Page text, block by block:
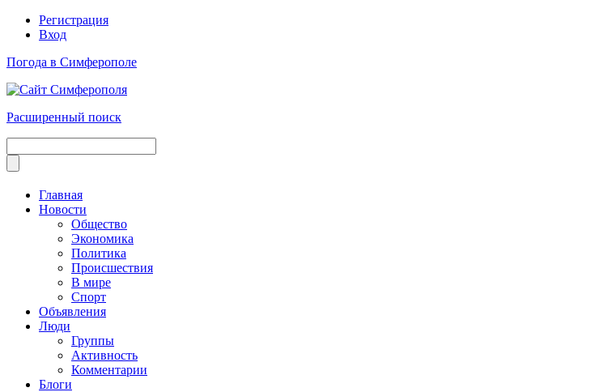
Регистрация
Вход
Погода в Симферополе
Расширенный поиск
Главная
Новости
Общество
Экономика
Политика
Происшествия
В мире
Спорт
Объявления
Люди
Группы
Активность
Комментарии
Блоги